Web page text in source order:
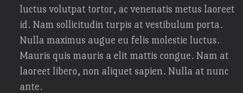
luctus volutpat tortor, ac venenatis metus laoreet
id. Nam sollicitudin turpis at vestibulum porta.
Nulla maximus augue eu felis molestie luctus.
Mauris quis mauris a elit mattis congue. Nam at
laoreet libero, non aliquet sapien. Nulla at nunc
ante.